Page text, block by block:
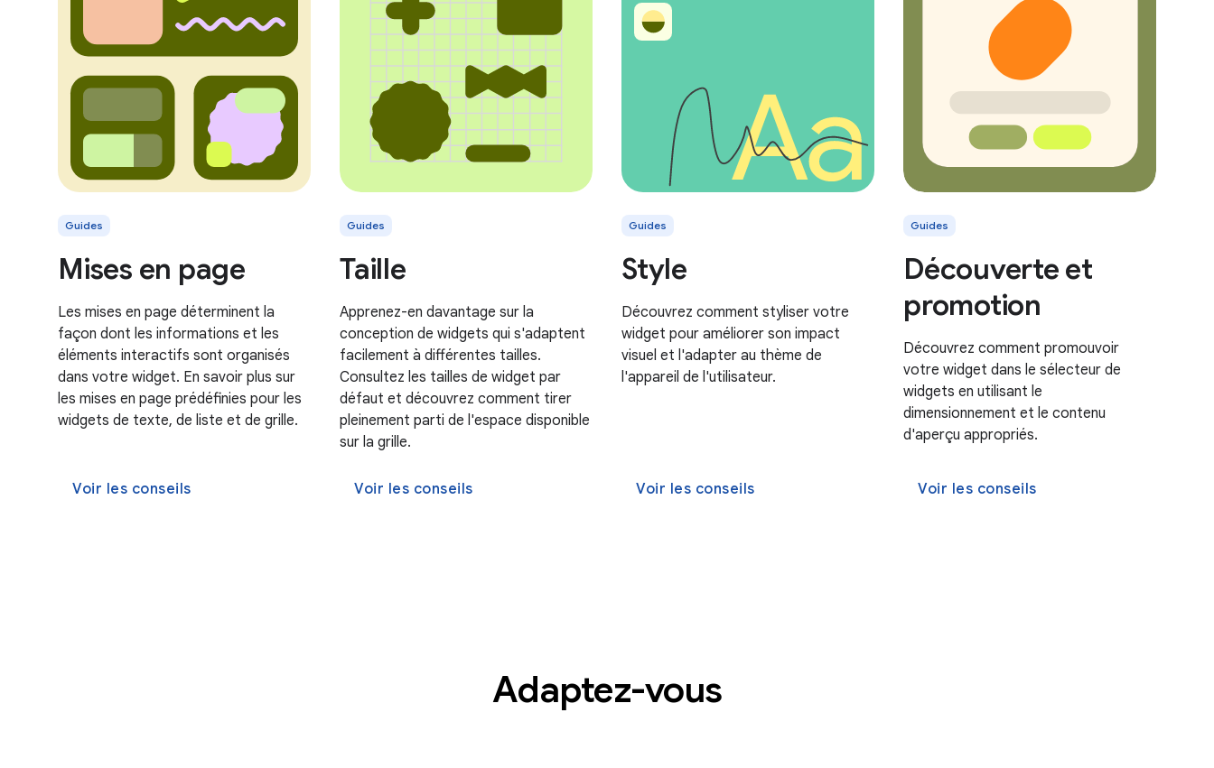
Guides
Mises en page
Les mises en page déterminent la
façon dont les informations et les
éléments interactifs sont organisés
dans votre widget. En savoir plus sur
les mises en page prédéfinies pour les
widgets de texte, de liste et de grille.
Voir les conseils
Guides
Taille
Apprenez-en davantage sur la
conception de widgets qui s'adaptent
facilement à différentes tailles.
Consultez les tailles de widget par
défaut et découvrez comment tirer
pleinement parti de l'espace disponible
sur la grille.
Voir les conseils
Guides
Style
Découvrez comment styliser votre
widget pour améliorer son impact
visuel et l'adapter au thème de
l'appareil de l'utilisateur.
Voir les conseils
Guides
Découverte et
promotion
Découvrez comment promouvoir
votre widget dans le sélecteur de
widgets en utilisant le
dimensionnement et le contenu
d'aperçu appropriés.
Voir les conseils
Adaptez-vous